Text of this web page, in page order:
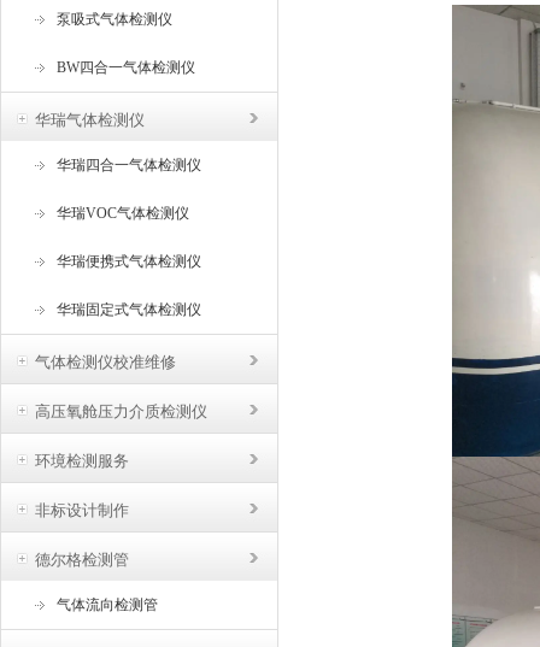
泵吸式气体检测仪
BW四合一气体检测仪
华瑞气体检测仪
华瑞四合一气体检测仪
华瑞VOC气体检测仪
华瑞便携式气体检测仪
华瑞固定式气体检测仪
气体检测仪校准维修
高压氧舱压力介质检测仪
环境检测服务
非标设计制作
德尔格检测管
气体流向检测管